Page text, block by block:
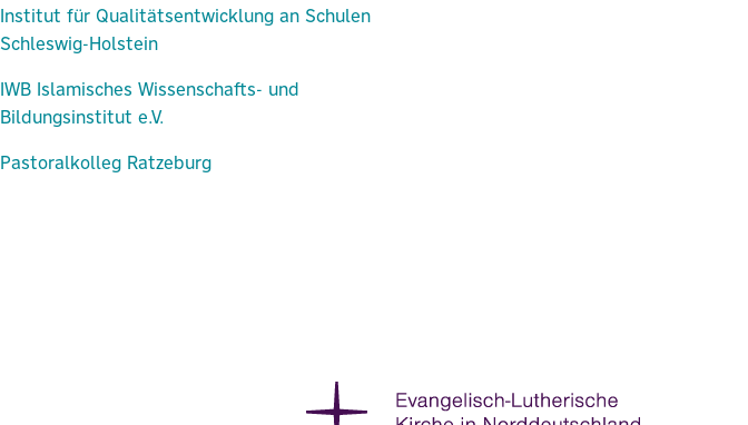
Institut für Qualitätsentwicklung an Schulen
Schleswig-Holstein
IWB Islamisches Wissenschafts- und
Bildungsinstitut e.V.
Pastoralkolleg Ratzeburg